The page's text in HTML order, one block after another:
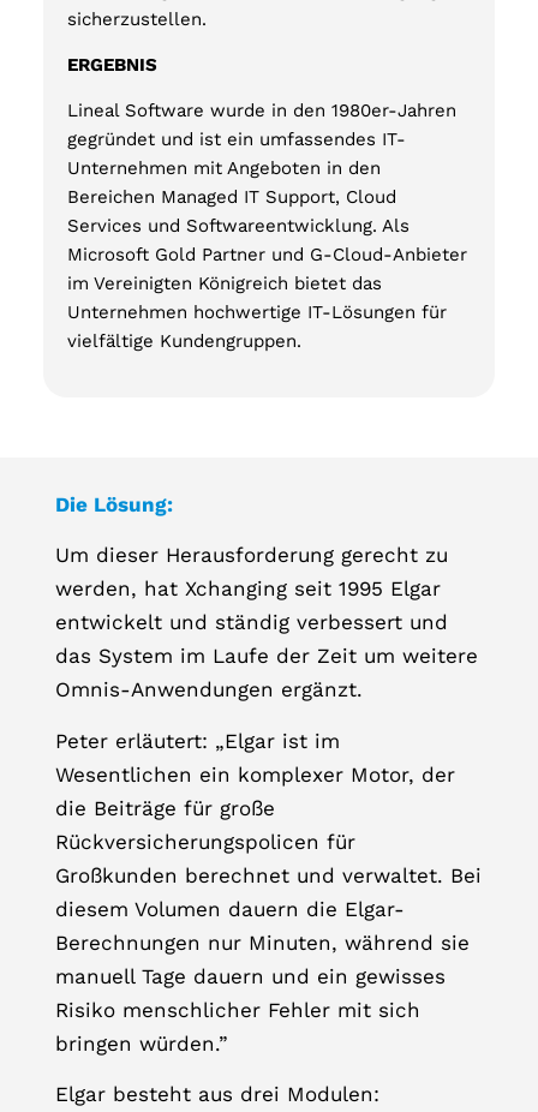
sicherzustellen.
ERGEBNIS
Lineal Software wurde in den 1980er-Jahren
gegründet und ist ein umfassendes IT-
Unternehmen mit Angeboten in den
Bereichen Managed IT Support, Cloud
Services und Softwareentwicklung. Als
Microsoft Gold Partner und G-Cloud-Anbieter
im Vereinigten Königreich bietet das
Unternehmen hochwertige IT-Lösungen für
vielfältige Kundengruppen.
Die Lösung:
Um dieser Herausforderung gerecht zu
werden, hat Xchanging seit 1995 Elgar
entwickelt und ständig verbessert und
das System im Laufe der Zeit um weitere
Omnis-Anwendungen ergänzt.
Peter erläutert: „Elgar ist im
Wesentlichen ein komplexer Motor, der
die Beiträge für große
Rückversicherungspolicen für
Großkunden berechnet und verwaltet. Bei
diesem Volumen dauern die Elgar-
Berechnungen nur Minuten, während sie
manuell Tage dauern und ein gewisses
Risiko menschlicher Fehler mit sich
bringen würden.”
Elgar besteht aus drei Modulen: